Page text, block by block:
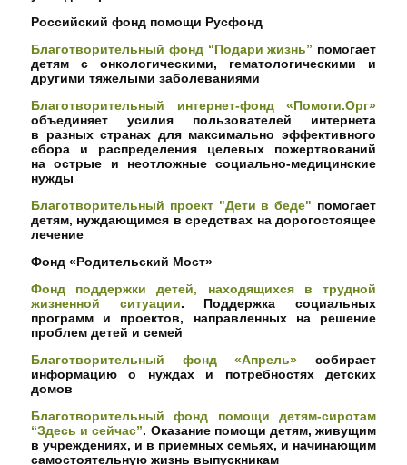
Российский фонд помощи Русфонд
Благотворительный фонд “Подари жизнь” помогает
детям с онкологическими, гематологическими и
другими тяжелыми заболеваниями
Благотворительный интернет-фонд «Помоги.Орг»
объединяет усилия пользователей интернета
в разных странах для максимально эффективного
сбора и распределения целевых пожертвований
на острые и неотложные социально-медицинские
нужды
Благотворительный проект "Дети в беде" помогает
детям, нуждающимся в средствах на дорогостоящее
лечение
Фонд «Родительский Мост»
Фонд поддержки детей, находящихся в трудной
жизненной ситуации. Поддержка социальных
программ и проектов, направленных на решение
проблем детей и семей
Благотворительный фонд «Апрель» собирает
информацию о нуждах и потребностях детских
домов
Благотворительный фонд помощи детям-сиротам
“Здесь и сейчас”. Оказание помощи детям, живущим
в учреждениях, и в приемных семьях, и начинающим
самостоятельную жизнь выпускникам